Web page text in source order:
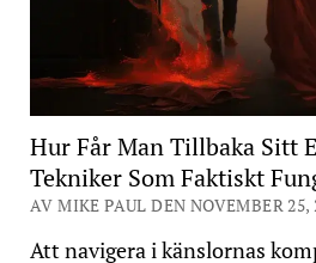
Hur Får Man Tillbaka Sitt
Tekniker Som Faktiskt
AV MIKE PAUL DEN NOVEMBER 25,
Att navigera i känslornas